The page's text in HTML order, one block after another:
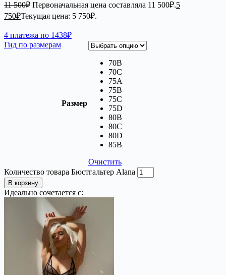
11 500₽ Первоначальная цена составляла 11 500₽.5
750₽Текущая цена: 5 750₽.
4 платежа по 1438₽
Гид по размерам
Размер
70B
70C
75A
75B
75C
75D
80B
80C
80D
85В
Очистить
Количество товара Бюстгальтер Alana
В корзину
Идеально сочетается с: